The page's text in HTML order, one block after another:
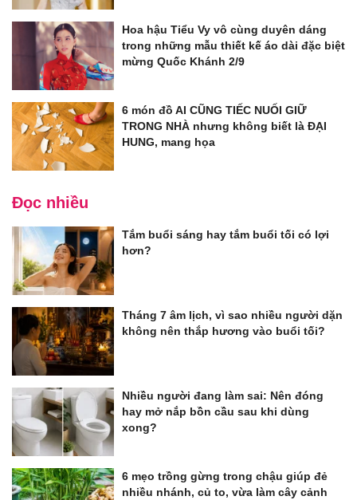
Hoa hậu Tiểu Vy vô cùng duyên dáng
trong những mẫu thiết kế áo dài đặc biệt
mừng Quốc Khánh 2/9
6 món đồ AI CŨNG TIẾC NUỐI GIỮ
TRONG NHÀ nhưng không biết là ĐẠI
HUNG, mang họa
Đọc nhiều
Tắm buổi sáng hay tắm buổi tối có lợi
hơn?
Tháng 7 âm lịch, vì sao nhiều người dặn
không nên thắp hương vào buổi tối?
Nhiều người đang làm sai: Nên đóng
hay mở nắp bồn cầu sau khi dùng
xong?
6 mẹo trồng gừng trong chậu giúp đẻ
nhiều nhánh, củ to, vừa làm cây cảnh